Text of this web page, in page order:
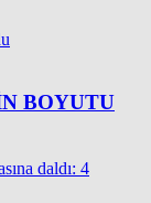
BOYUTU